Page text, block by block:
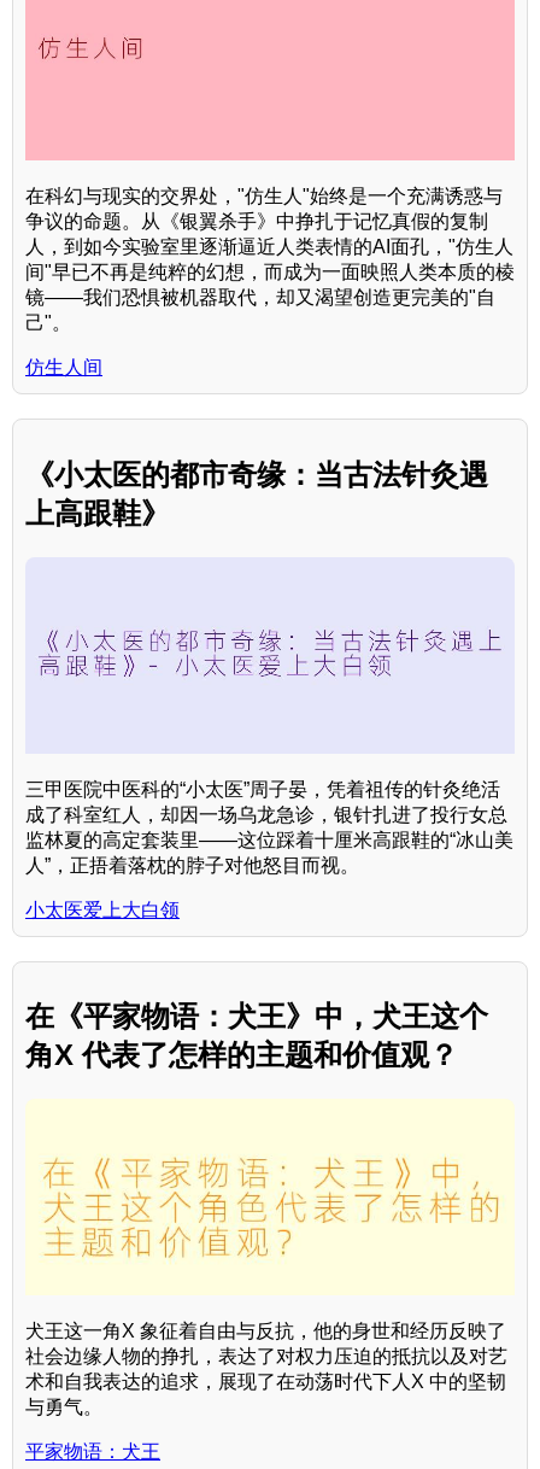
在科幻与现实的交界处，"仿生人"始终是一个充满诱惑与
争议的命题。从《银翼杀手》中挣扎于记忆真假的复制
人，到如今实验室里逐渐逼近人类表情的AI面孔，"仿生人
间"早已不再是纯粹的幻想，而成为一面映照人类本质的棱
镜——我们恐惧被机器取代，却又渴望创造更完美的"自
己"。
仿生人间
《小太医的都市奇缘：当古法针灸遇
上高跟鞋》
三甲医院中医科的“小太医”周子晏，凭着祖传的针灸绝活
成了科室红人，却因一场乌龙急诊，银针扎进了投行女总
监林夏的高定套装里——这位踩着十厘米高跟鞋的“冰山美
人”，正捂着落枕的脖子对他怒目而视。
小太医爱上大白领
在《平家物语：犬王》中，犬王这个
角X 代表了怎样的主题和价值观？
犬王这一角X 象征着自由与反抗，他的身世和经历反映了
社会边缘人物的挣扎，表达了对权力压迫的抵抗以及对艺
术和自我表达的追求，展现了在动荡时代下人X 中的坚韧
与勇气。
平家物语：犬王